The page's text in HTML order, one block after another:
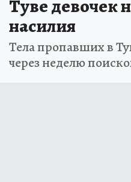
Туве девочек
насилия
Тела пропавших в
через неделю